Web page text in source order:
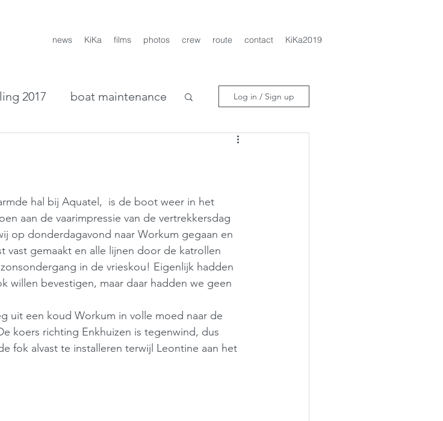
news KiKa films photos crew route contact KiKa2019
2017 boat maintenance Log in / Sign up
hal bij Aquatel,  is de boot weer in het
aan de vaarimpressie van de vertrekkersdag
op donderdagavond naar Workum gegaan en
vast gemaakt en alle lijnen door de katrollen
in de vrieskou! Eigenlijk hadden
willen bevestigen, maar daar hadden we geen
uit een koud Workum in volle moed naar de
koers richting Enkhuizen is tegenwind, dus
fok alvast te installeren terwijl Leontine aan het